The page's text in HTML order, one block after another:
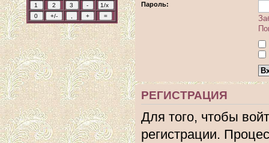
Пароль:
РЕГИСТРАЦИЯ
Для того, чтобы
регистрации.